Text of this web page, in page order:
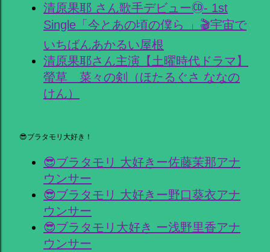
清原果耶 さん歌手デビュー🄭- 1st
Single「今とあの頃の僕ら 」🎬宇宙で
いちばんあかるい屋根
清原果耶さん主演【土曜時代ドラマ】
螢草 菜々の剣（ほたるぐさ ななの
けん）
😎ブラタモリ大好き！
😎ブラタモリ 大好きー佐藤茉那アナ
ウンサー
😎ブラタモリ 大好きー野口葵衣アナ
ウンサー
😎ブラタモリ大好き ー浅野里香アナ
ウンサー